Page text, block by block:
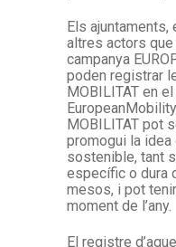
Els ajuntaments,
altres actors
campanya
poden registrar
MOBILITAT en
MOBILITAT pot
promogui la
sostenible, tant
específic o dura
mesos, i pot
moment de l’any.
El registre